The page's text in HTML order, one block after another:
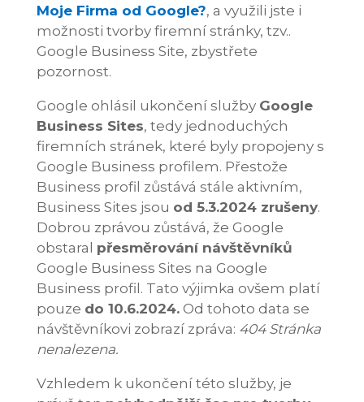
Moje Firma od Google?, a využili jste i
možnosti tvorby firemní stránky, tzv..
Google Business Site, zbystřete
pozornost.
Google ohlásil ukončení služby Google
Business Sites, tedy jednoduchých
firemních stránek, které byly propojeny s
Google Business profilem. Přestože
Business profil zůstává stále aktivním,
Business Sites jsou od 5.3.2024 zrušeny.
Dobrou zprávou zůstává, že Google
obstaral přesměrování návštěvníků
Google Business Sites na Google
Business profil. Tato výjimka ovšem platí
pouze do 10.6.2024.Od tohoto data se
návštěvníkovi zobrazí zpráva: 404 Stránka
nenalezena.
Vzhledem k ukončení této služby, je